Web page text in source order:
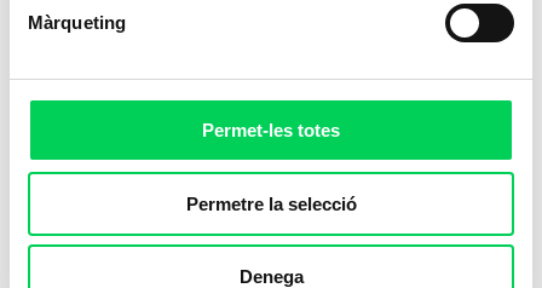
Màrqueting
Permet-les totes
Permetre la selecció
Denega
jocs d’esporttenen un origen molt